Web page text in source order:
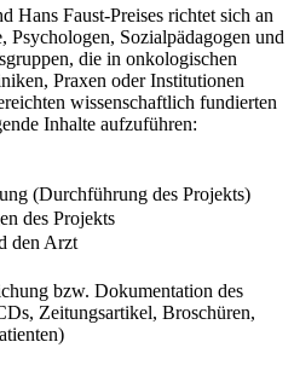
Hans Faust-Preises richtet sich an
Sozialpädagogen und
die in onkologischen
Praxen oder Institutionen
wissenschaftlich fundierten
Inhalte aufzuführen:
(Durchführung des Projekts)
des Projekts
den Arzt
bzw. Dokumentation des
Zeitungsartikel, Broschüren,